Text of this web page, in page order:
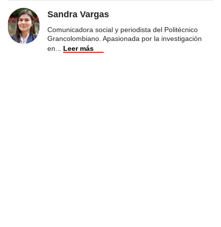
Sandra Vargas
Comunicadora social y periodista del Politécnico
Grancolombiano. Apasionada por la investigación
en
Leer más